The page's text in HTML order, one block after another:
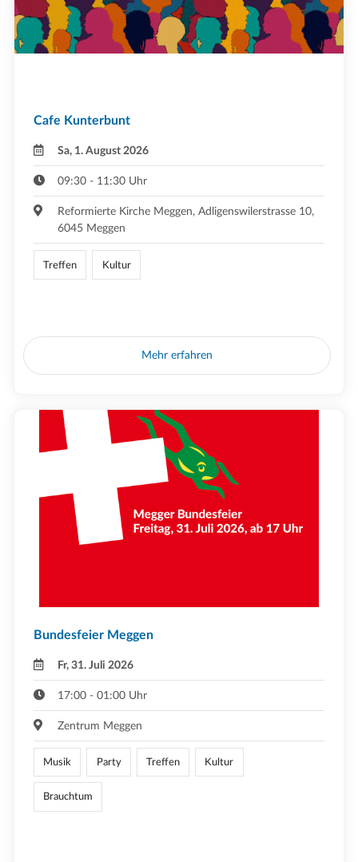
Cafe Kunterbunt
Sa, 1. August 2026
09:30 - 11:30 Uhr
Reformierte Kirche Meggen, Adligenswilerstrasse 10,
6045 Meggen
Treffen Kultur
Mehr erfahren
Bundesfeier Meggen
Fr, 31. Juli 2026
17:00 - 01:00 Uhr
Zentrum Meggen
Musik Party Treffen Kultur
Brauchtum